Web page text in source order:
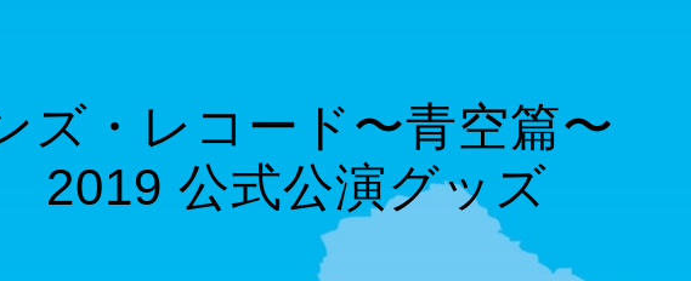
ズ・レコード〜青空篇〜
2019 公式公演グッズ